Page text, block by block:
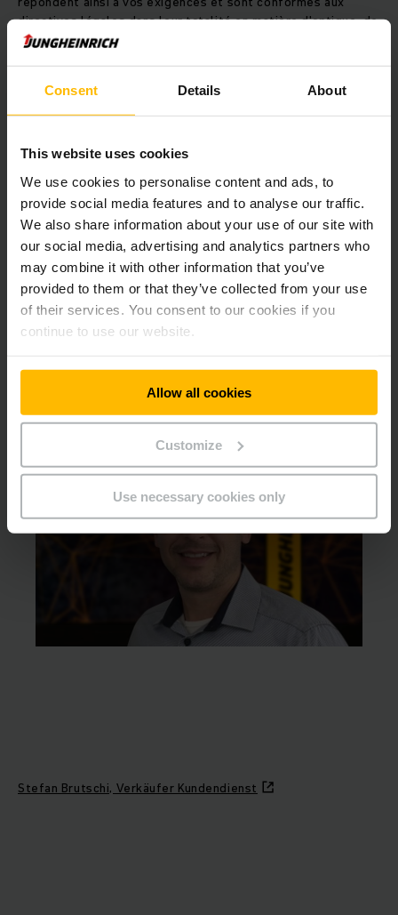
Consent Details About
This website uses cookies
We use cookies to personalise content and ads, to
provide social media features and to analyse our traffic.
We also share information about your use of our site with
our social media, advertising and analytics partners who
may combine it with other information that you’ve
provided to them or that they’ve collected from your use
of their services. You consent to our cookies if you
continue to use our website.
Allow all cookies
Customize
Use necessary cookies only
directives légales dans leur totalité en matière d'optique, de
technologie, de sécurité et de volume de livraison
frontaux, Jungheinrich Suisse dispose d'une flotte de
limitée afin de couvrir les besoins saisonniers des clients.
Faites un peu mieux connaissance avec
Stefan Brutschi, Verkäufer Kundendienst